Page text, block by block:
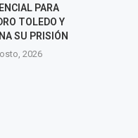
PARA
TOLEDO Y
SU PRISIÓN
2026